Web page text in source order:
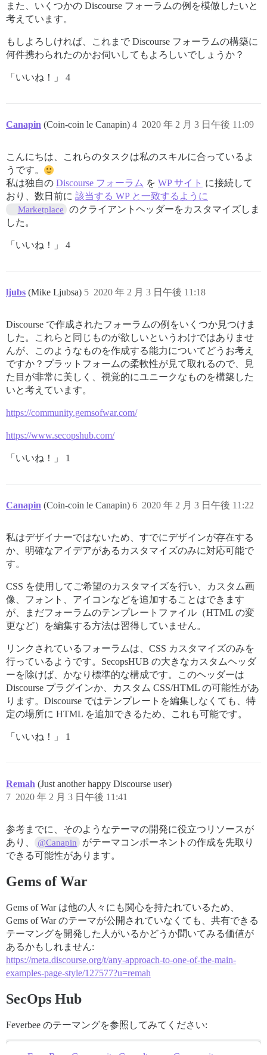
また、いくつかの Discourse フォーラムの例を模倣したいと
考えています。
もしよろしければ、これまで Discourse フォーラムの構築に
何件携わられたのかお伺いしてもよろしいでしょうか？
「いいね！」 4
Canapin (Coin-coin le Canapin) 2020 年 2 月 3 日午後 11:09
4
こんにちは、これらのタスクは私のスキルに合っているよ
うです。
私は独自の Discourse フォーラム を WP サイト に接続して
おり、数日前に 該当する WP と一致するように
Marketplace
のクライアントヘッダーをカスタマイズしま
した。
「いいね！」 4
ljubs (Mike Ljubsa) 2020 年 2 月 3 日午後 11:18
5
Discourse で作成されたフォーラムの例をいくつか見つけま
した。これらと同じものが欲しいというわけではありませ
んが、このようなものを作成する能力についてどうお考え
ですか？プラットフォームの柔軟性が見て取れるので、見
た目が非常に美しく、視覚的にユニークなものを構築した
いと考えています。
https://community.gemsofwar.com/
https://www.secopshub.com/
「いいね！」 1
Canapin (Coin-coin le Canapin) 2020 年 2 月 3 日午後 11:22
6
私はデザイナーではないため、すでにデザインが存在する
か、明確なアイデアがあるカスタマイズのみに対応可能で
す。
CSS を使用してご希望のカスタマイズを行い、カスタム画
像、フォント、アイコンなどを追加することはできます
が、まだフォーラムのテンプレートファイル（HTML の変
更など）を編集する方法は習得していません。
リンクされているフォーラムは、CSS カスタマイズのみを
行っているようです。SecopsHUB の大きなカスタムヘッダ
ーを除けば、かなり標準的な構成です。このヘッダーは
Discourse プラグインか、カスタム CSS/HTML の可能性があ
ります。Discourse ではテンプレートを編集しなくても、特
定の場所に HTML を追加できるため、これも可能です。
「いいね！」 1
Remah (Just another happy Discourse user)
2020 年 2 月 3 日午後 11:41
7
参考までに、そのようなテーマの開発に役立つリソースが
あり、
@Canapin
がテーマコンポーネントの作成を先取り
できる可能性があります。
Gems of War
Gems of War は他の人々にも関心を持たれているため、
Gems of War のテーマが公開されていなくても、共有できる
テーマングを開発した人がいるかどうか聞いてみる価値が
あるかもしれません:
https://meta.discourse.org/t/any-approach-to-one-of-the-main-
examples-page-style/127577?u=remah
SecOps Hub
Feverbee のテーマングを参照してみてください: